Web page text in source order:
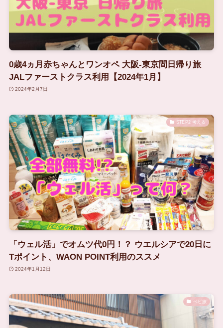
0歳4ヵ月赤ちゃんとワンオペ 大阪-東京間日帰り旅
JALファーストクラス利用【2024年1月】
2024年2月7日
STEP2 考える
「ウェル活」でオムツ代0円！？ ウエルシアで20日に
Tポイント、WAON POINT利用のススメ
2024年1月12日
ベビ旅